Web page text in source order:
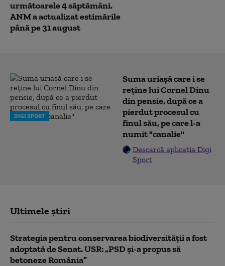
următoarele 4 săptămâni.
ANM a actualizat estimările
până pe 31 august
DIGI SPORT
Suma uriașă care i se
reține lui Cornel Dinu
din pensie, după ce a
pierdut procesul cu
finul său, pe care l-a
numit "canalie"
Descarcă aplicația Digi
Sport
Ultimele știri
Strategia pentru conservarea biodiversității a fost
adoptată de Senat. USR: „PSD și-a propus să
betoneze România”